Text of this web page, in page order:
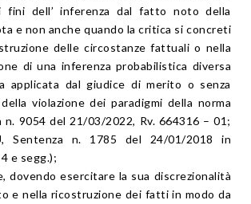
fini dell’ inferenza dal fatto noto della
e non anche quando la critica si concreti
delle circostanze fattuali o nella
di una inferenza probabilistica diversa
applicata dal giudice di merito o senza
violazione dei paradigmi della norma
n. 9054 del 21/03/2022, Rv. 664316 – 01;
Sentenza n. 1785 del 24/01/2018 in
e segg.);
dovendo esercitare la sua discrezionalità
e nella ricostruzione dei fatti in modo da